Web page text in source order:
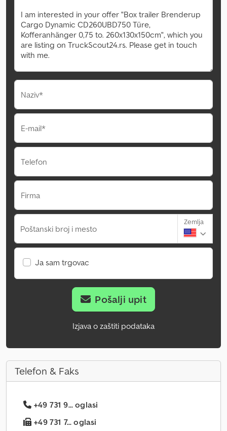
Naziv*
E-mail*
Telefon
Firma
Poštanski broj i mesto
Zemlja
Ja sam trgovac
Pošalji upit
Izjava o zaštiti podataka
Telefon & Faks
+49 731 9... oglasi
+49 731 7... oglasi